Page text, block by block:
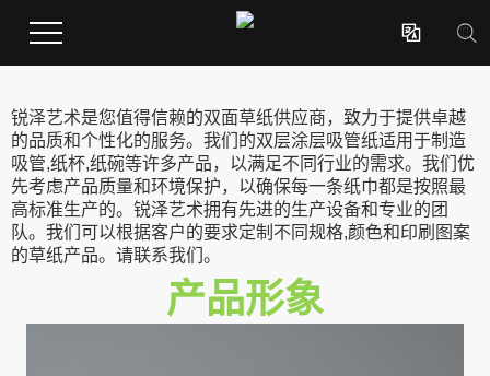

锐泽艺术是您值得信赖的双面草纸供应商，致力于提供卓越
的品质和个性化的服务。我们的双层涂层吸管纸适用于制造
吸管,纸杯,纸碗等许多产品，以满足不同行业的需求。我们优
先考虑产品质量和环境保护，以确保每一条纸巾都是按照最
高标准生产的。锐泽艺术拥有先进的生产设备和专业的团
队。我们可以根据客户的要求定制不同规格,颜色和印刷图案
的草纸产品。请联系我们。
产品形象